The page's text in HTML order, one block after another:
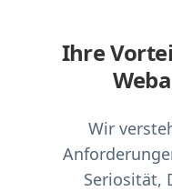
Ihre
Wir
Seriosität,